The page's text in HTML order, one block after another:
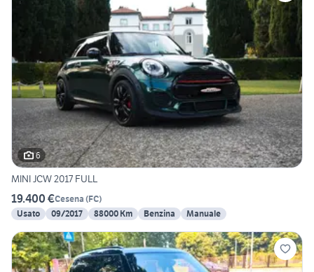
6
MINI JCW 2017 FULL
19.400 €Cesena (FC)
Usato
09/2017 88000 Km Benzina Manuale